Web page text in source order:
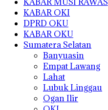
KABAR OKI
DPRD OKU
KABAR OKU
Sumatera Selatan
Banyuasin
Empat Lawang
Lahat
Lubuk Linggau
Ogan Ilir